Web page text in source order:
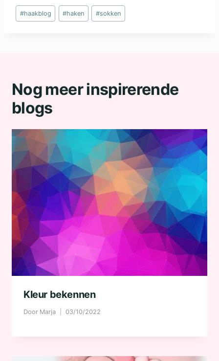
Bericht
tags:
#haakblog #haken #sokken
Nog meer inspirerende
blogs
Kleur bekennen
Door Marja 03/10/2022